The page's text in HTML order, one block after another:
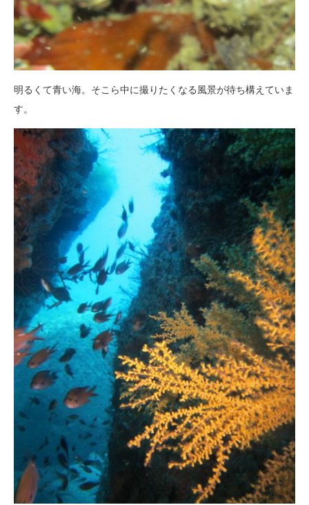
明るくて青い海。そこら中に撮りたくなる風景が待ち構えていま
す。